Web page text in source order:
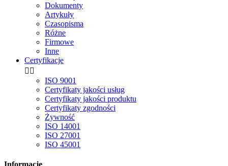
Dokumenty
Artykuły
Czasopisma
Różne
Firmowe
Inne
Certyfikacje
 
ISO 9001
Certyfikaty jakości usług
Certyfikaty jakości produktu
Certyfikaty zgodności
Żywność
ISO 14001
ISO 27001
ISO 45001
Informacje